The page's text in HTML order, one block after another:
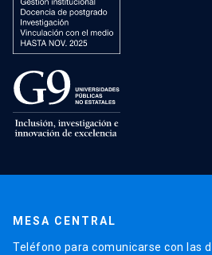
MESA CENTRAL
Teléfono para comunicarse con las